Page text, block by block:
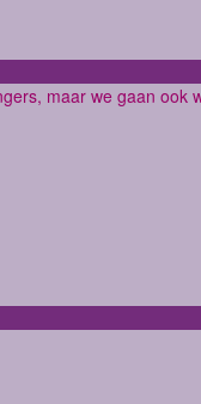
maar we gaan